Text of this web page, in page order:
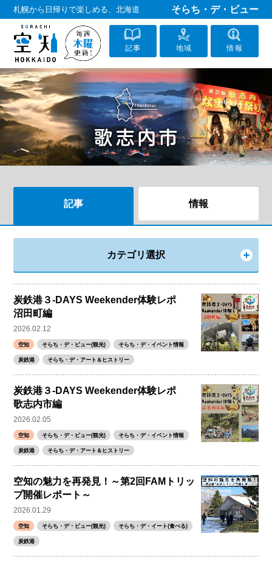
札幌から日帰りで楽しめる、北海道 そらち・デ・ビュー
記事 地域 情報
記事 情報
カテゴリ選択
炭鉄港３-DAYS Weekender体験レポ
沼田町編
2026.02.12
空知 そらち・デ・ビュー(観光) そらち・デ・イベント情報
炭鉄港 そらち・デ・アート＆ヒストリー
炭鉄港３-DAYS Weekender体験レポ
歌志内市編
2026.02.05
空知 そらち・デ・ビュー(観光) そらち・デ・イベント情報
炭鉄港 そらち・デ・アート＆ヒストリー
空知の魅力を再発見！～第2回FAMトリッ
プ開催レポート～
2026.01.29
空知 そらち・デ・ビュー(観光) そらち・デ・イート(食べる)
炭鉄港